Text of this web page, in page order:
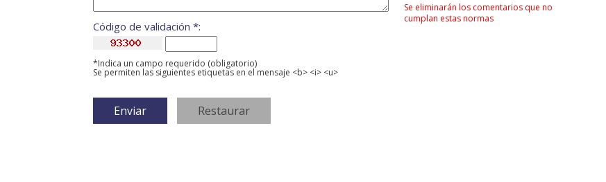
Se eliminarán los comentarios que no
cumplan estas normas
Código de validación *:
*Indica un campo requerido (obligatorio)
Se permiten las siguientes etiquetas en el mensaje <b> <i> <u>